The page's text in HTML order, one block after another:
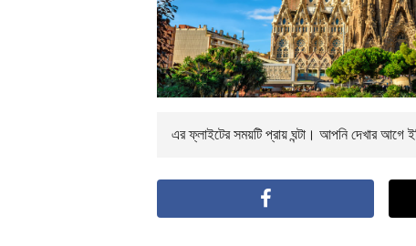
এর ফ্লাইটের সময়টি প্রায় ঘন্টা। আপনি দেখার আগে